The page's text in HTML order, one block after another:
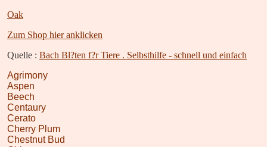
Oak
Zum Shop hier anklicken
Quelle : Bach Bl?ten f?r Tiere . Selbsthilfe - schnell und einfach
Agrimony
Aspen
Beech
Centaury
Cerato
Cherry Plum
Chestnut Bud